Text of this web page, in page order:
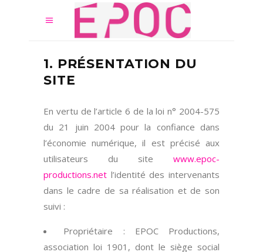
1. PRÉSENTATION DU
SITE
En vertu de l’article 6 de la loi n° 2004-575
du 21 juin 2004 pour la confiance dans
l’économie numérique, il est précisé aux
utilisateurs du site www.epoc-
productions.net l’identité des intervenants
dans le cadre de sa réalisation et de son
suivi :
Propriétaire : EPOC Productions,
association loi 1901, dont le siège social